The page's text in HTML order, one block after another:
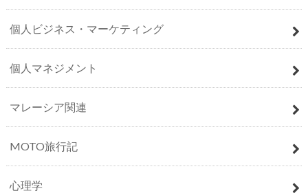
個人ビジネス・マーケティング
個人マネジメント
マレーシア関連
MOTO旅行記
心理学